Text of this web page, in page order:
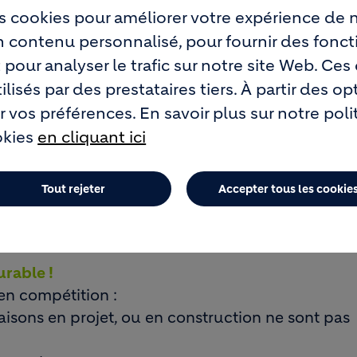
LES PROPRIÉTAIRES
LEUR MAISON
LE BÉTON,
DE GAGNER UN PRIX
!
compétition :
en projet, ou en construction ne sont pas
cookies pour améliorer votre expérience de
contenu personnalisé, pour fournir des
analyser le trafic sur notre site Web.
par des prestataires tiers. À partir des
vos préférences. En savoir plus sur notre
en cliquant ici
Accepter tous les
Tout rejeter